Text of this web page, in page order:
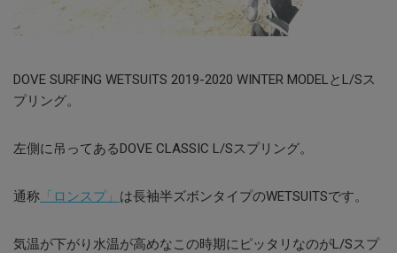
DOVE SURFING WETSUITS 2019-2020 WINTER MODELとL/Sス
プリング。
左側に吊ってあるDOVE CLASSIC L/Sスプリング。
通称 「ロンスプ」 は長袖半ズボンタイプのWETSUITSです。
気温が下がり水温が高めなこの時期にピッタリなのがL/Sスプ